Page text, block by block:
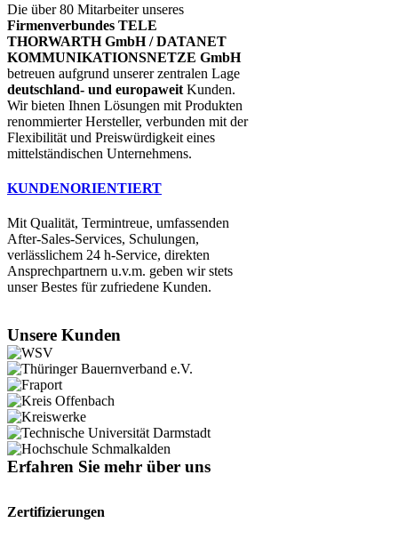
Die über 80 Mitarbeiter unseres
Firmenverbundes TELE
THORWARTH GmbH / DATANET
KOMMUNIKATIONSNETZE GmbH
betreuen aufgrund unserer zentralen Lage
deutschland- und europaweit Kunden.
Wir bieten Ihnen Lösungen mit Produkten
renommierter Hersteller, verbunden mit der
Flexibilität und Preiswürdigkeit eines
mittelständischen Unternehmens.
KUNDENORIENTIERT
Mit Qualität, Termintreue, umfassenden
After-Sales-Services, Schulungen,
verlässlichem 24 h-Service, direkten
Ansprechpartnern u.v.m. geben wir stets
unser Bestes für zufriedene Kunden.
Unsere Kunden
Erfahren Sie mehr über uns
Zertifizierungen